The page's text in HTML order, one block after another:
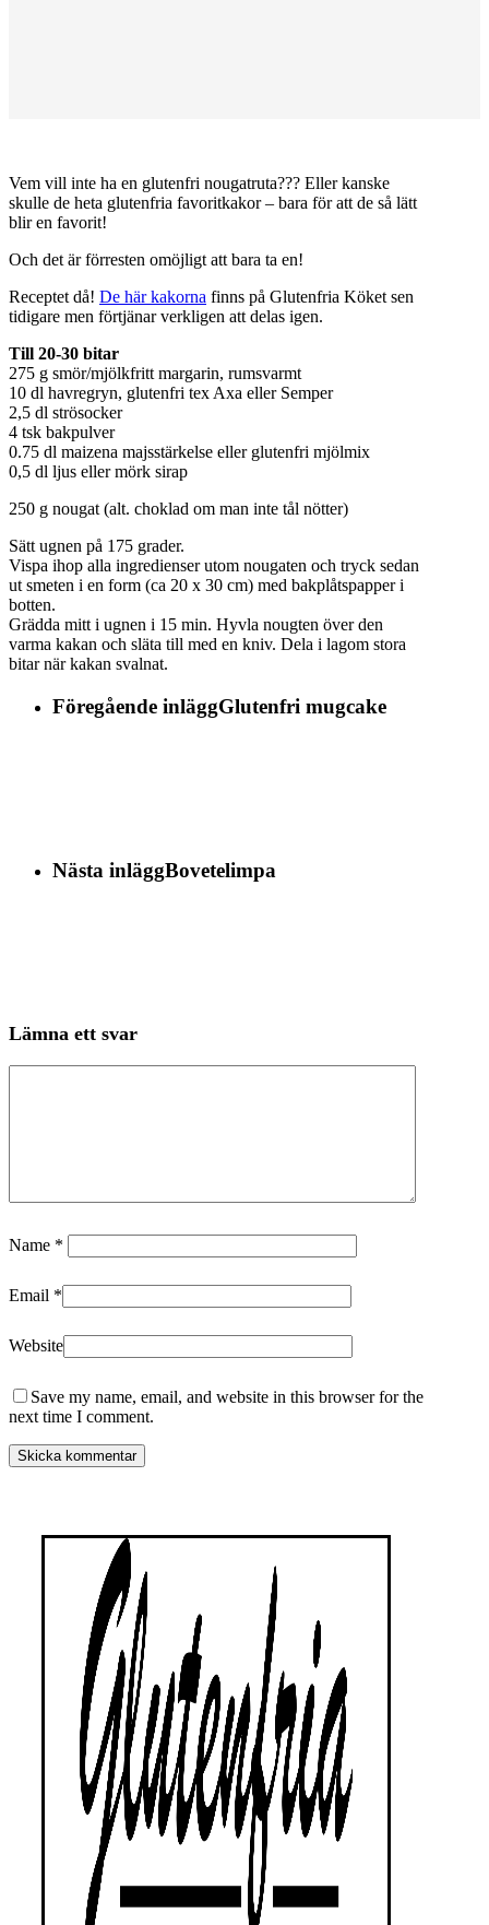
Vem vill inte ha en glutenfri nougatruta??? Eller kanske
skulle de heta glutenfria favoritkakor – bara för att de så lätt
blir en favorit!
Och det är förresten omöjligt att bara ta en!
Receptet då! De här kakorna finns på Glutenfria Köket sen
tidigare men förtjänar verkligen att delas igen.
Till 20-30 bitar
275 g smör/mjölkfritt margarin, rumsvarmt
10 dl havregryn, glutenfri tex Axa eller Semper
2,5 dl strösocker
4 tsk bakpulver
0.75 dl maizena majsstärkelse eller glutenfri mjölmix
0,5 dl ljus eller mörk sirap
250 g nougat (alt. choklad om man inte tål nötter)
Sätt ugnen på 175 grader.
Vispa ihop alla ingredienser utom nougaten och tryck sedan
ut smeten i en form (ca 20 x 30 cm) med bakplåtspapper i
botten.
Grädda mitt i ugnen i 15 min. Hyvla nougten över den
varma kakan och släta till med en kniv. Dela i lagom stora
bitar när kakan svalnat.
Föregående inläggGlutenfri mugcake
Nästa inläggBovetelimpa
Lämna ett svar
Name *
Email *
Website
Save my name, email, and website in this browser for the
next time I comment.